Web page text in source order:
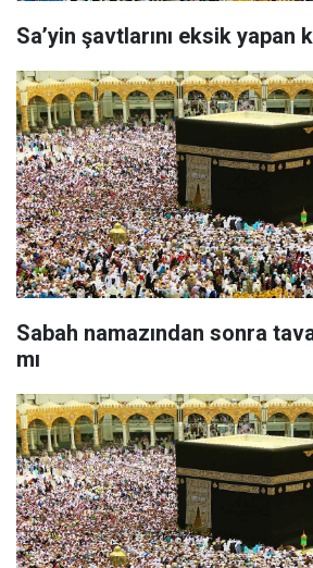
Sa’yin şavtlarını eksik yapan
Sabah namazından sonra
mı